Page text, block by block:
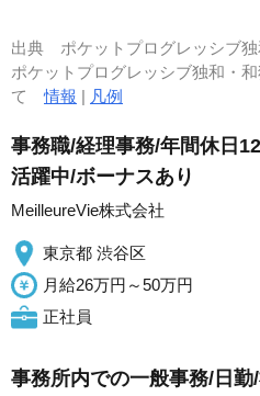
出典 ポケットプログレッシブ
ポケットプログレッシブ独和・
て情報 | 凡例
事務職/経理事務/年間休日
活躍中/ボーナスあり
MeilleureVie株式会社
東京都 渋谷区
月給26万円～50万円
正社員
事務所内での一般事務/日